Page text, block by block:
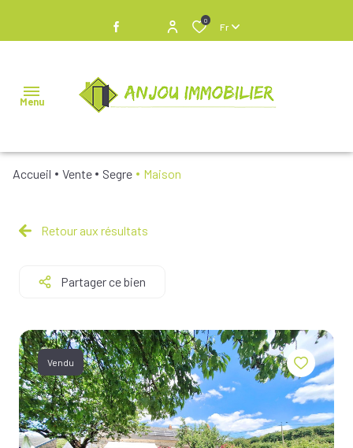
0
Fr
Menu
VENDRE
BIENS
NOS
BIENS À
LA
LOCATION
ESTIMEZ
Accueil Vente Segre Maison
Retour aux résultats
Partager ce bien
Vendu